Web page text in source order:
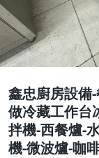
鑫忠廚房設備
做冷藏工作台
拌機-西餐爐-
機-微波爐-咖